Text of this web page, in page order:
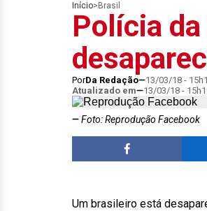
Início> Brasil
Polícia
PorDa Redação 13/03/18 -
Atualizado em
13/03/18 -
Foto: Reprodução Facebook
Um brasileiro está